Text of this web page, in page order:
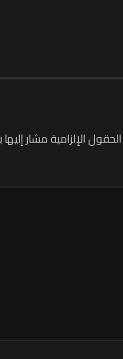
الحقول الإلزامية مشار إليها